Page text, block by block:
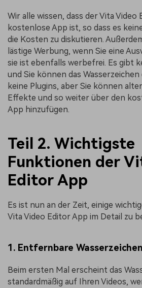
Wir alle wissen, dass der Vita Video
kostenlose App ist, so dass es
die Kosten zu diskutieren.
lästige Werbung, wenn Sie eine
sie ist ebenfalls werbefrei. Es gibt
und Sie können das
keine Plugins, aber Sie können
Effekte und so weiter über den
App hinzufügen.
Teil 2. Wichtigste
Funktionen der
Editor App
Es ist nun an der Zeit, einige
Vita Video Editor App im Detail zu
1. Entfernbare Wasserzeichen
Beim ersten Mal erscheint das
standardmäßig auf Ihren Videos,